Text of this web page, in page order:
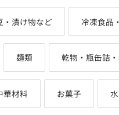
・漬け物など 冷凍食品
麺類 乾物・瓶缶詰
華材料 お菓子